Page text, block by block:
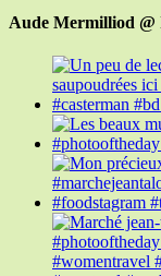
Aude Mermilliod @